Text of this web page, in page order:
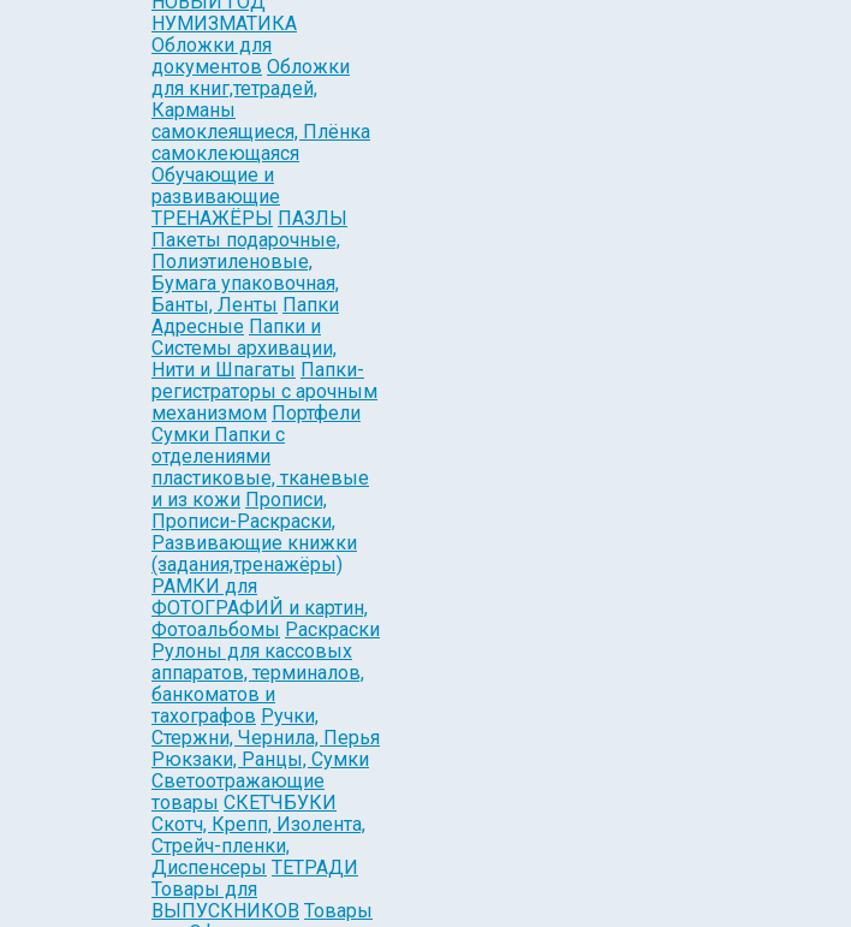
НУМИЗМАТИКА
Обложки для
документов Обложки
для книг,тетрадей,
Карманы
самоклеящиеся, Плёнка
самоклеющаяся
Обучающие и
развивающие
ТРЕНАЖЁРЫ ПАЗЛЫ
Пакеты подарочные,
Полиэтиленовые,
Бумага упаковочная,
Банты, Ленты Папки
Адресные Папки и
Системы архивации,
Нити и Шпагаты Папки-
регистраторы с арочным
механизмом Портфели
Сумки Папки с
отделениями
пластиковые, тканевые
и из кожи Прописи,
Прописи-Раскраски,
Развивающие книжки
(задания,тренажёры)
РАМКИ для
ФОТОГРАФИЙ и картин,
Фотоальбомы Раскраски
Рулоны для кассовых
аппаратов, терминалов,
банкоматов и
тахографов Ручки,
Стержни, Чернила, Перья
Рюкзаки, Ранцы, Сумки
Светоотражающие
товары СКЕТЧБУКИ
Скотч, Крепп, Изолента,
Стрейч-пленки,
Диспенсеры ТЕТРАДИ
Товары для
ВЫПУСКНИКОВ Товары